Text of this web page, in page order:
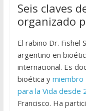
Seis claves
organizado
El rabino Dr. Fishel
argentino en
internacional. Es
bioética y miembro
para la Vida desde
Francisco. Ha